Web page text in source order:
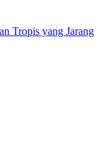
Tropis yang Jarang